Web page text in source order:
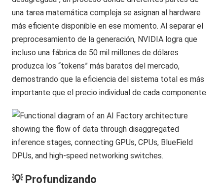
una tarea matemática compleja se asignan al hardware
más eficiente disponible en ese momento. Al separar el
preprocesamiento de la generación, NVIDIA logra que
incluso una fábrica de 50 mil millones de dólares
produzca los “tokens” más baratos del mercado,
demostrando que la eficiencia del sistema total es más
importante que el precio individual de cada componente.
💡 Profundizando